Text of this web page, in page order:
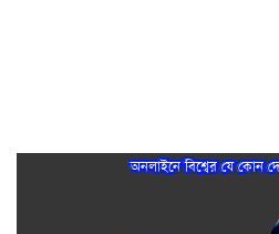
অনলাইনে বিশ্বের যে কোন